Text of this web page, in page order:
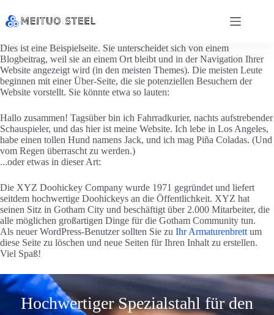
Dies ist eine Beispielseite. Sie unterscheidet sich von einem
Blogbeitrag, weil sie an einem Ort bleibt und in der Navigation Ihrer
Website angezeigt wird (in den meisten Themes). Die meisten Leute
beginnen mit einer Über-Seite, die sie potenziellen Besuchern der
Website vorstellt. Sie könnte etwa so lauten:
Hallo zusammen! Tagsüber bin ich Fahrradkurier, nachts aufstrebender
Schauspieler, und das hier ist meine Website. Ich lebe in Los Angeles,
habe einen tollen Hund namens Jack, und ich mag Piña Coladas. (Und
vom Regen überrascht zu werden.)
...oder etwas in dieser Art:
Die XYZ Doohickey Company wurde 1971 gegründet und liefert
seitdem hochwertige Doohickeys an die Öffentlichkeit. XYZ hat
seinen Sitz in Gotham City und beschäftigt über 2.000 Mitarbeiter, die
alle möglichen großartigen Dinge für die Gotham Community tun.
Als neuer WordPress-Benutzer sollten Sie zu Ihr Armaturenbrett um
diese Seite zu löschen und neue Seiten für Ihren Inhalt zu erstellen.
Viel Spaß!
Hochwertiger Spezialstahl für den